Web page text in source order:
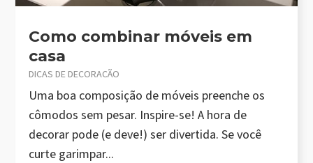
Como combinar móveis em
casa
DICAS DE DECORAÇÃO
Uma boa composição de móveis preenche os
cômodos sem pesar. Inspire-se! A hora de
decorar pode (e deve!) ser divertida. Se você
curte garimpar...